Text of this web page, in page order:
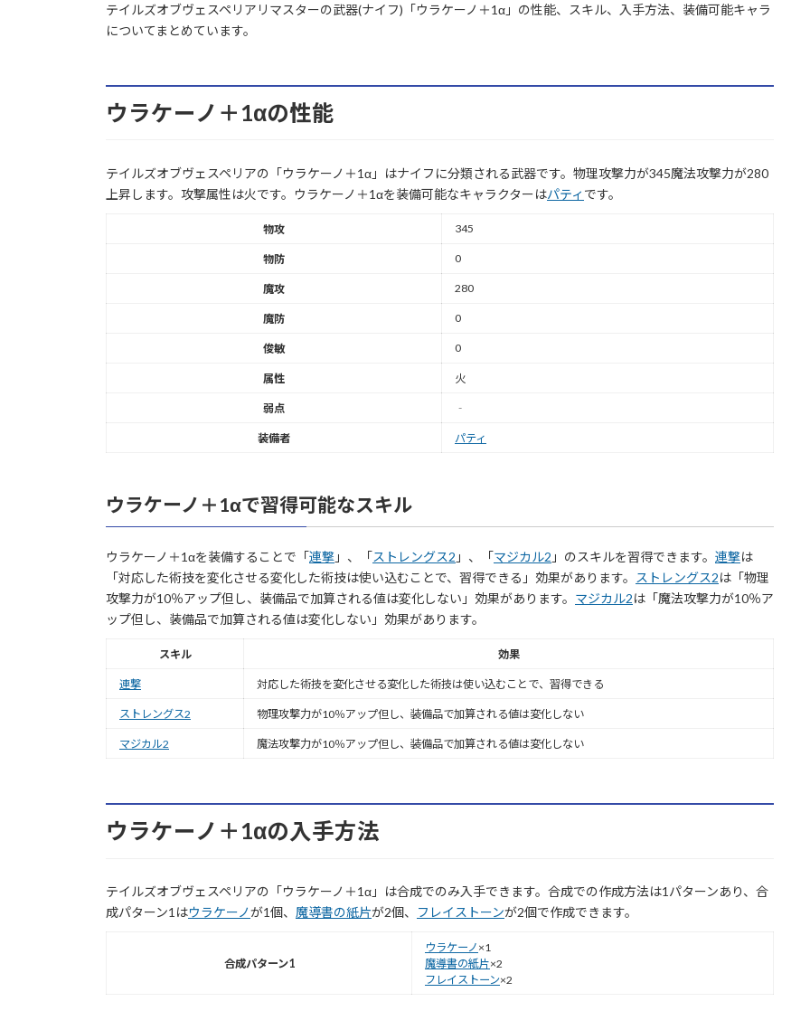
テイルズオブヴェスペリアリマスターの武器(ナイフ)「ウラケーノ＋1α」の性能、スキル、入手方法、装備可能キャラ
についてまとめています。
ウラケーノ＋1αの性能
テイルズオブヴェスペリアの「ウラケーノ＋1α」はナイフに分類される武器です。物理攻撃力が345魔法攻撃力が280
上昇します。攻撃属性は火です。ウラケーノ＋1αを装備可能なキャラクターはパティ です。
物攻 345
物防 0
魔攻 280
魔防 0
俊敏 0
属性 火
弱点 ‐
装備者 パティ
ウラケーノ＋1αで習得可能なスキル
ウラケーノ＋1αを装備することで「連撃 」、「ストレングス2 」、「マジカル2 」のスキルを習得できます。 連撃は
「対応した術技を変化させる変化した術技は使い込むことで、習得できる」効果があります。
ストレングス2は「物理
攻撃力が10％アップ但し、装備品で加算される値は変化しない」効果があります。 マジカル2は「魔法攻撃力が10％ア
ップ但し、装備品で加算される値は変化しない」効果があります。
スキル 効果
連撃 対応した術技を変化させる変化した術技は使い込むことで、習得できる
ストレングス2 物理攻撃力が10％アップ但し、装備品で加算される値は変化しない
マジカル2 魔法攻撃力が10％アップ但し、装備品で加算される値は変化しない
ウラケーノ＋1αの入手方法
テイルズオブヴェスペリアの「ウラケーノ＋1α」は合成でのみ入手できます。合成での作成方法は1パターンあり、合
成パターン1はウラケーノが1個、 魔導書の紙片が2個、 フレイストーンが2個で作成できます。
合成パターン1
ウラケーノ ×1
魔導書の紙片×2
フレイストーン×2